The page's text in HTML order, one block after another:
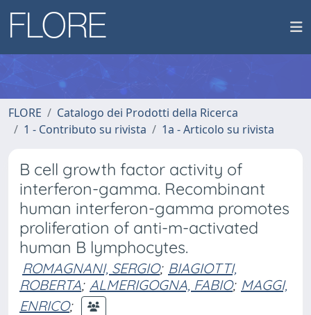
FLORE
Catalogo dei Prodotti della Ricerca
1 - Contributo su rivista
1a - Articolo su rivista
B cell growth factor activity of
interferon-gamma. Recombinant
human interferon-gamma promotes
proliferation of anti-m-activated
human B lymphocytes.
ROMAGNANI, SERGIO; BIAGIOTTI,
ROBERTA; ALMERIGOGNA, FABIO; MAGGI,
ENRICO;